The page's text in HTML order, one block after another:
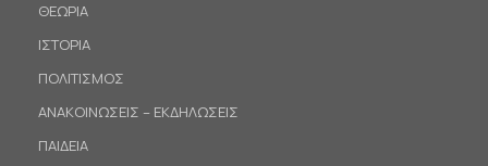
ΘΕΩΡΙΑ
ΙΣΤΟΡΙΑ
ΠΟΛΙΤΙΣΜΟΣ
ΑΝΑΚΟΙΝΩΣΕΙΣ – ΕΚΔΗΛΩΣΕΙΣ
ΠΑΙΔΕΙΑ